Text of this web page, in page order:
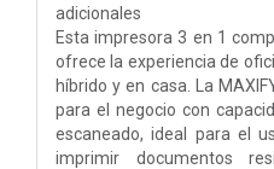
adicionales
Esta impresora 3 en 1
ofrece la experiencia de
híbrido y en casa. La
para el negocio con
escaneado, ideal para el
imprimir documentos